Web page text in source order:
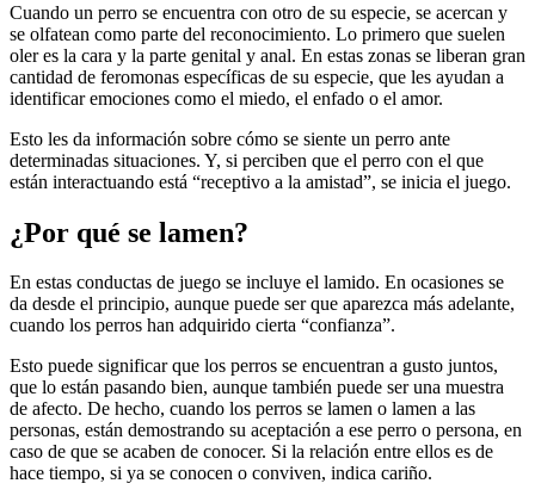
Cuando un perro se encuentra con otro de su especie, se acercan y
se olfatean como parte del reconocimiento. Lo primero que suelen
oler es la cara y la parte genital y anal. En estas zonas se liberan gran
cantidad de feromonas específicas de su especie, que les ayudan a
identificar emociones como el miedo, el enfado o el amor.
Esto les da información sobre cómo se siente un perro ante
determinadas situaciones. Y, si perciben que el perro con el que
están interactuando está “receptivo a la amistad”, se inicia el juego.
¿Por qué se lamen?
En estas conductas de juego se incluye el lamido. En ocasiones se
da desde el principio, aunque puede ser que aparezca más adelante,
cuando los perros han adquirido cierta “confianza”.
Esto puede significar que los perros se encuentran a gusto juntos,
que lo están pasando bien, aunque también puede ser una muestra
de afecto. De hecho, cuando los perros se lamen o lamen a las
personas, están demostrando su aceptación a ese perro o persona, en
caso de que se acaben de conocer. Si la relación entre ellos es de
hace tiempo, si ya se conocen o conviven, indica cariño.